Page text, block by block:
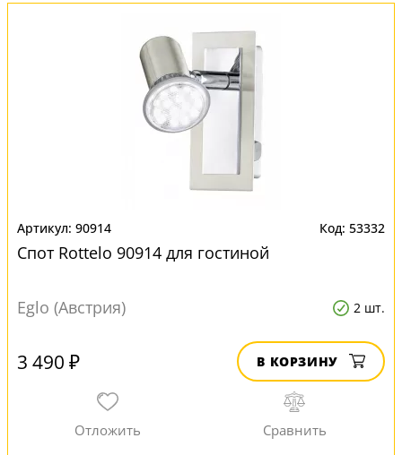
90914 53332
Спот Rottelo 90914 для гостиной
Eglo (Австрия) 2 шт.
3 490 ₽ В КОРЗИНУ